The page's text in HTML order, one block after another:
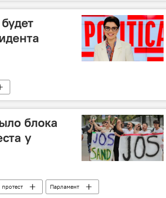
блока
у
протест Парламент